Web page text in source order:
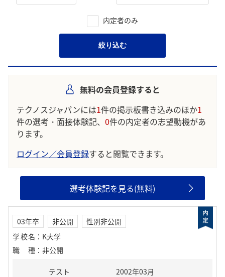
内定者のみ
絞り込む
無料の会員登録すると
テクノスジャパンには1件の掲示板書き込みのほか1
件の選考・面接体験記、 0件の内定者の志望動機があ
ります。
ログイン／会員登録すると閲覧できます。
選考体験記を見る(無料)
03年卒 非公開
性別非公開
学校名 ： K大学
職種 ： 非公開
テスト
2002年03月